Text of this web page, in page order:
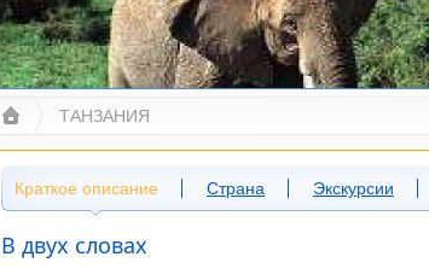
ТАНЗАНИЯ
Краткое описание Страна Экскурсии
В двух словах